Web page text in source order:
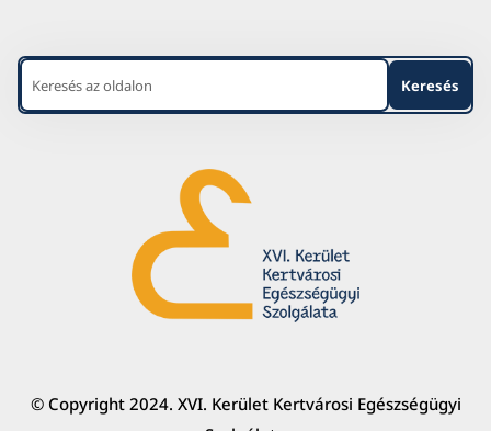
© Copyright 2024. XVI. Kerület Kertvárosi Egészségügyi